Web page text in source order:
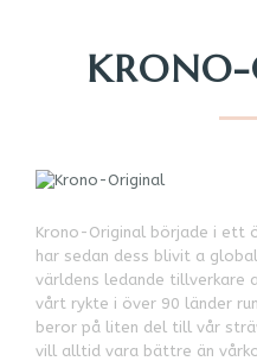
Krono-Original började i ett
har sedan dess blivit a
världens ledande tillverkare
vårt rykte i över 90 länder
beror på liten del till vår
vill alltid vara bättre än